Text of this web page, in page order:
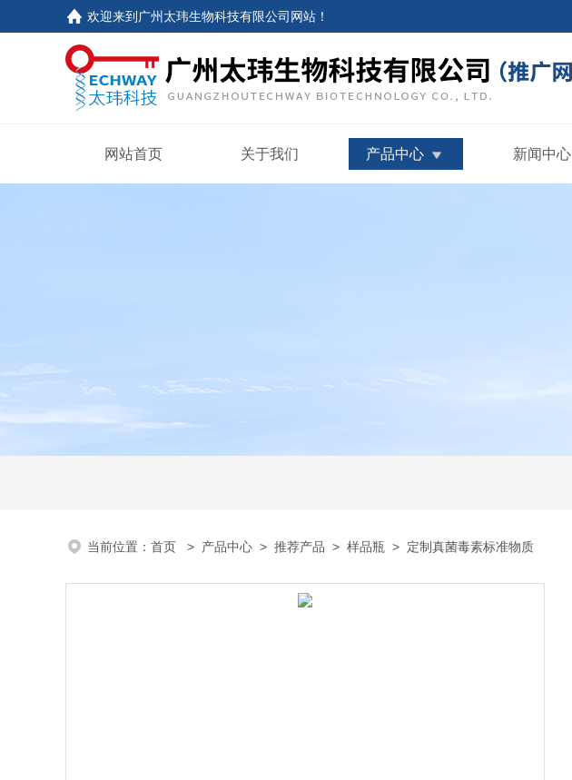
欢迎来到 广州太玮生物科技有限公司网站 ！
网站首页 关于我们 产品中心 新闻中心
当前位置： 首页 > 产品中心 > 推荐产品 > 样品瓶 > 定制真菌毒素标准物质